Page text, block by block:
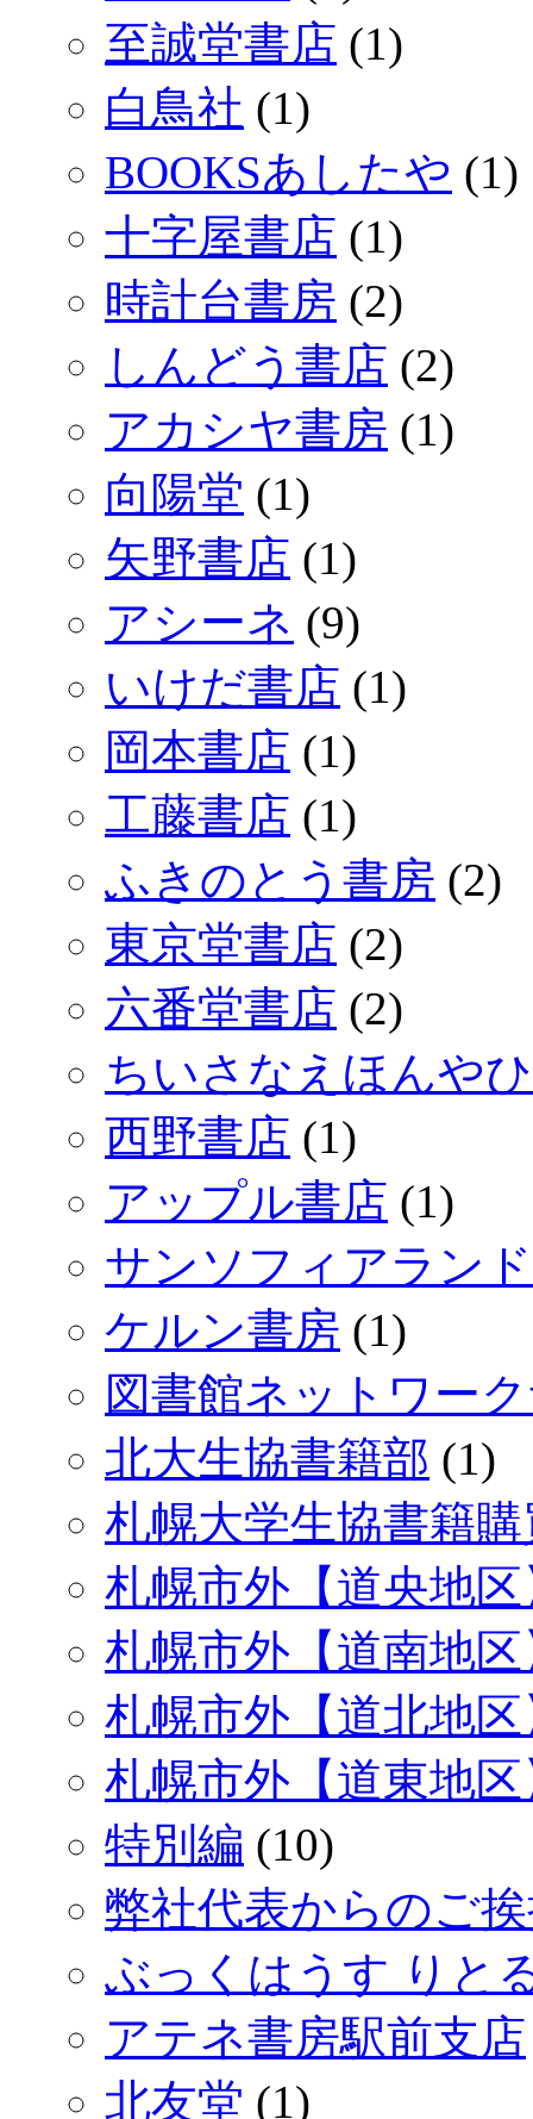
至誠堂書店 (1)
白鳥社 (1)
BOOKSあしたや (1)
十字屋書店 (1)
時計台書房 (2)
しんどう書店 (2)
アカシヤ書房 (1)
向陽堂 (1)
矢野書店 (1)
アシーネ (9)
いけだ書店 (1)
岡本書店 (1)
工藤書店 (1)
ふきのとう書房 (2)
東京堂書店 (2)
六番堂書店 (2)
ちいさなえほんや
西野書店 (1)
アップル書店 (1)
サンソフィアランド
ケルン書房 (1)
図書館ネットワー
北大生協書籍部 (1)
札幌大学生協書籍
札幌市外【道央地区
札幌市外【道南地区
札幌市外【道北地区
札幌市外【道東地区
特別編 (10)
弊社代表からのご
ぶっくはうす りと
アテネ書房駅前支店
北友堂 (1)